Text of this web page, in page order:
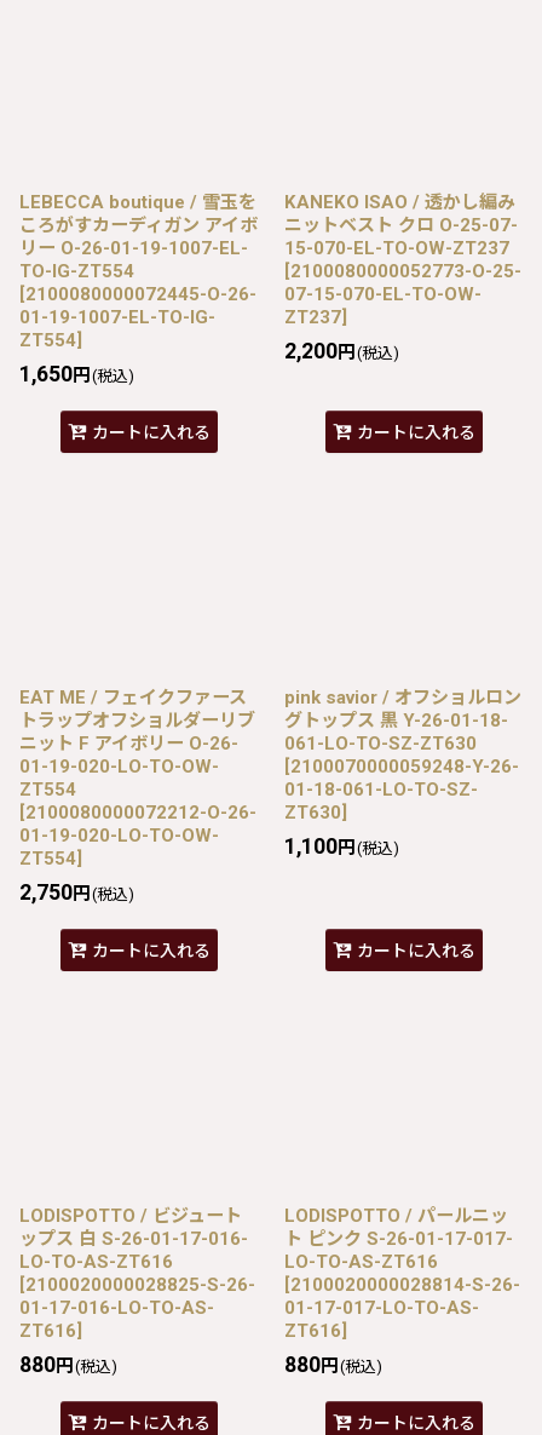
LEBECCA boutique / 雪玉を
ころがすカーディガン アイボ
リー O-26-01-19-1007-EL-
TO-IG-ZT554
[2100080000072445-O-26-
01-19-1007-EL-TO-IG-
ZT554]
1,650円 (税込)
カートに入れる
KANEKO ISAO / 透かし編み
ニットベスト クロ O-25-07-
15-070-EL-TO-OW-ZT237
[2100080000052773-O-25-
07-15-070-EL-TO-OW-
ZT237]
2,200円 (税込)
カートに入れる
EAT ME / フェイクファース
トラップオフショルダーリブ
ニット F アイボリー O-26-
01-19-020-LO-TO-OW-
ZT554
[2100080000072212-O-26-
01-19-020-LO-TO-OW-
ZT554]
2,750円 (税込)
カートに入れる
pink savior / オフショルロン
グトップス 黒 Y-26-01-18-
061-LO-TO-SZ-ZT630
[2100070000059248-Y-26-
01-18-061-LO-TO-SZ-
ZT630]
1,100円 (税込)
カートに入れる
LODISPOTTO / ビジュート
ップス 白 S-26-01-17-016-
LO-TO-AS-ZT616
[2100020000028825-S-26-
01-17-016-LO-TO-AS-
ZT616]
880円 (税込)
カートに入れる
LODISPOTTO / パールニッ
ト ピンク S-26-01-17-017-
LO-TO-AS-ZT616
[2100020000028814-S-26-
01-17-017-LO-TO-AS-
ZT616]
880円 (税込)
カートに入れる